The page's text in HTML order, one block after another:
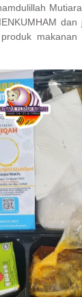
makanan